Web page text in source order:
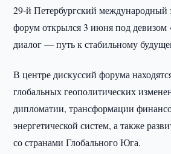
29-й Петербургский международный
форум открылся 3 июня под
диалог — путь к стабильному
В центре дискуссий форума
глобальных геополитических
дипломатии, трансформации
энергетической систем, а также
со странами Глобального Юга.